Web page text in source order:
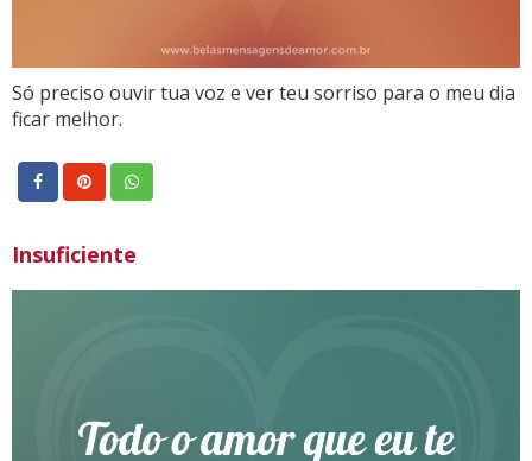
Só preciso ouvir tua voz e ver teu sorriso para o meu dia
ficar melhor.
Insuficiente